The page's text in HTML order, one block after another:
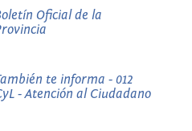
Oficial de la
te informa - 012
- Atención al Ciudadano